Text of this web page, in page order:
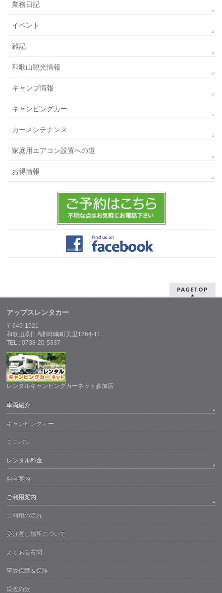
業務日記
イベント
雑記
和歌山観光情報
キャンプ情報
キャンピングカー
カーメンテナンス
家庭用エアコン設置への道
お得情報
PAGETOP
アップスレンタカー
〒649-1521
和歌山県日高郡印南町美里1264-11
TEL : 0738-20-5337
レンタルキャンピングカーネット参加店
車両紹介
キャンピングカー
ミニバン
レンタル料金
料金案内
ご利用案内
ご利用の流れ
受け渡し場所について
よくある質問
事故保障＆保険
貸渡約款